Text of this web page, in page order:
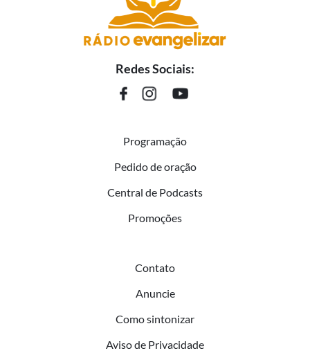
Redes Sociais:
Programação
Pedido de oração
Central de Podcasts
Promoções
Contato
Anuncie
Como sintonizar
Aviso de Privacidade